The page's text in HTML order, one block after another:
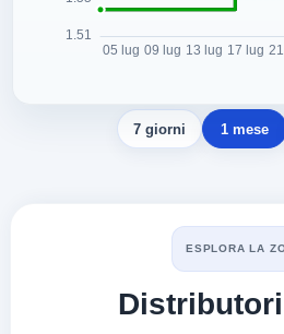
7 giorni 1 mese
ESPLORA LA